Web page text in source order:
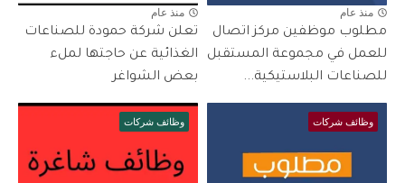
منذ عام
مطلوب موظفين مركز اتصال
للعمل في مجموعة المستقبل
للصناعات البلاستيكية...
منذ عام
تعلن شركة حمودة للصناعات
الغذائية عن حاجتها لملء
بعض الشواغر
وظائف شركات وظائف شركات